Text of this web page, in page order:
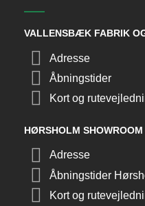
VALLENSBÆK FABRIK
Adresse
Åbningstider
Kort og
HØRSHOLM SHOWROOM
Adresse
Åbningstider
Kort og